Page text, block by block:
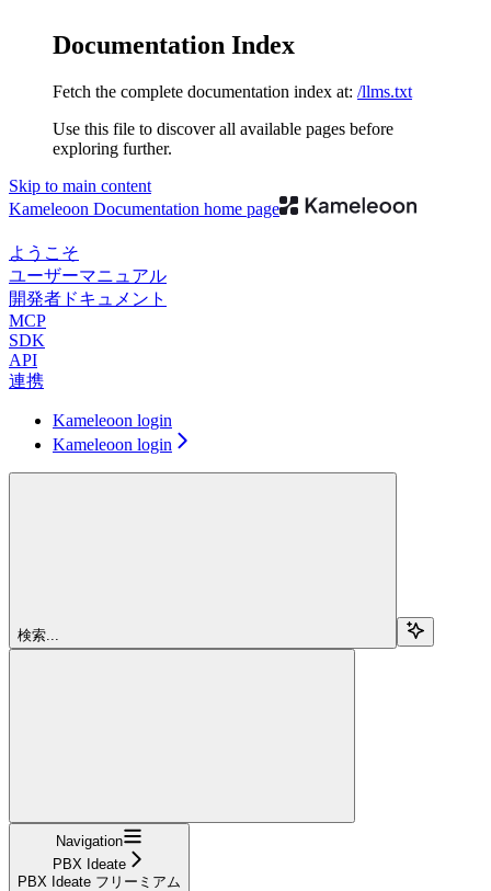
Documentation Index
Fetch the complete documentation index at: /llms.txt
Use this file to discover all available pages before
exploring further.
Skip to main content
Kameleoon Documentation home page
ようこそ
ユーザーマニュアル
開発者ドキュメント
MCP
SDK
API
連携
Kameleoon login
Kameleoon login
検索...
Navigation
PBX Ideate
PBX Ideate フリーミアム